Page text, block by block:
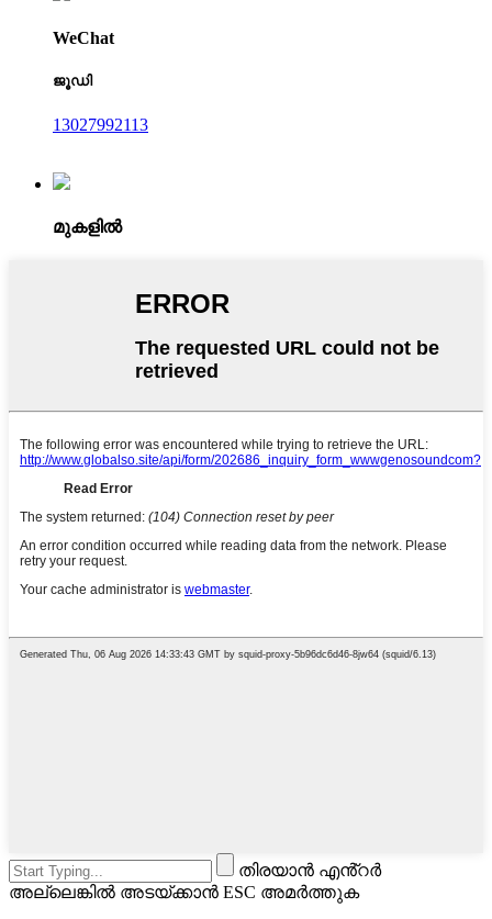
WeChat
ജൂഡി
13027992113
മുകളിൽ
തിരയാൻ എൻ്റർ
അല്ലെങ്കിൽ അടയ്ക്കാൻ ESC അമർത്തുക